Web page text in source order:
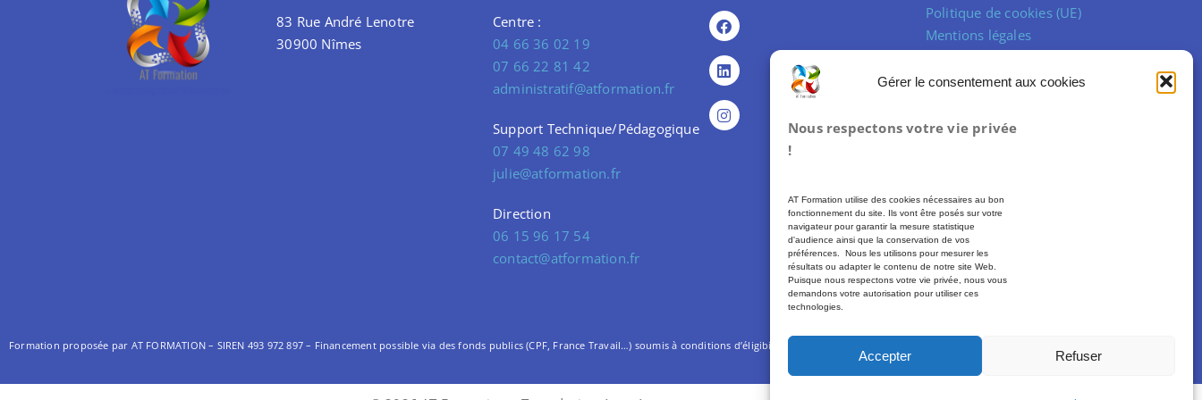
Gérer le consentement aux cookies
Nous respectons votre vie privée
!
AT Formation utilise des cookies nécessaires au bon
fonctionnement du site. Ils vont être posés sur votre
navigateur pour garantir la mesure statistique
d'audience ainsi que la conservation de vos
préférences. Nous les utilisons pour mesurer les
résultats ou adapter le contenu de notre site Web.
Puisque nous respectons votre vie privée, nous vous
demandons votre autorisation pour utiliser ces
technologies.
Accepter Refuser
83 Rue André Lenotre
30900 Nîmes
Centre :
04 66 36 02 19
07 66 22 81 42
administratif@atformation.fr
Support Technique/Pédagogique
07 49 48 62 98
julie@atformation.fr
Direction
06 15 96 17 54
contact@atformation.fr
Politique de cookies (UE)
Mentions légales
Formation proposée par AT FORMATION – SIREN 493 972 897 – Financement possible via des fonds publics (CPF, France Travail…) soumis à conditions d’éligibilité. –